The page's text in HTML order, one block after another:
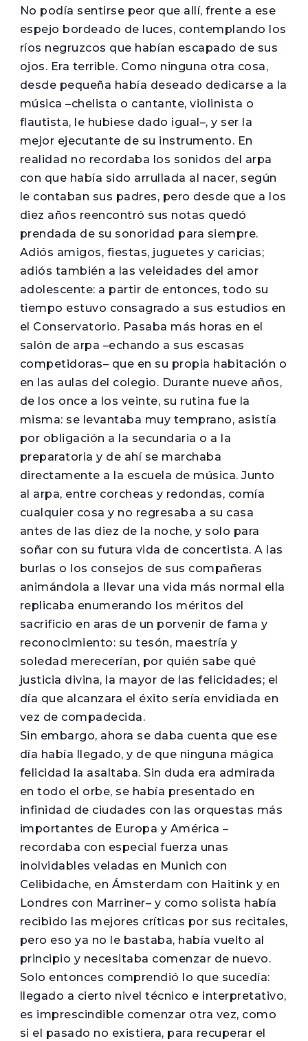
No podía sentirse peor que allí, frente a ese
espejo bordeado de luces, contemplando los
ríos negruzcos que habían escapado de sus
ojos. Era terrible. Como ninguna otra cosa,
desde pequeña había deseado dedicarse a la
música –chelista o cantante, violinista o
flautista, le hubiese dado igual–, y ser la
mejor ejecutante de su instrumento. En
realidad no recordaba los sonidos del arpa
con que había sido arrullada al nacer, según
le contaban sus padres, pero desde que a los
diez años reencontró sus notas quedó
prendada de su sonoridad para siempre.
Adiós amigos, fiestas, juguetes y caricias;
adiós también a las veleidades del amor
adolescente: a partir de entonces, todo su
tiempo estuvo consagrado a sus estudios en
el Conservatorio. Pasaba más horas en el
salón de arpa –echando a sus escasas
competidoras– que en su propia habitación o
en las aulas del colegio. Durante nueve años,
de los once a los veinte, su rutina fue la
misma: se levantaba muy temprano, asistía
por obligación a la secundaria o a la
preparatoria y de ahí se marchaba
directamente a la escuela de música. Junto
al arpa, entre corcheas y redondas, comía
cualquier cosa y no regresaba a su casa
antes de las diez de la noche, y solo para
soñar con su futura vida de concertista. A las
burlas o los consejos de sus compañeras
animándola a llevar una vida más normal ella
replicaba enumerando los méritos del
sacrificio en aras de un porvenir de fama y
reconocimiento: su tesón, maestría y
soledad merecerían, por quién sabe qué
justicia divina, la mayor de las felicidades; el
día que alcanzara el éxito sería envidiada en
vez de compadecida.
Sin embargo, ahora se daba cuenta que ese
día había llegado, y de que ninguna mágica
felicidad la asaltaba. Sin duda era admirada
en todo el orbe, se había presentado en
infinidad de ciudades con las orquestas más
importantes de Europa y América –
recordaba con especial fuerza unas
inolvidables veladas en Munich con
Celibidache, en Ámsterdam con Haitink y en
Londres con Marriner– y como solista había
recibido las mejores críticas por sus recitales,
pero eso ya no le bastaba, había vuelto al
principio y necesitaba comenzar de nuevo.
Solo entonces comprendió lo que sucedía:
llegado a cierto nivel técnico e interpretativo,
es imprescindible comenzar otra vez, como
si el pasado no existiera, para recuperar el